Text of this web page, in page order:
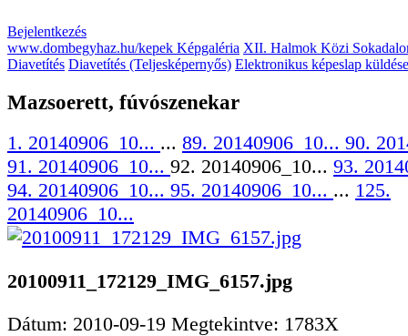
Bejelentkezés
www.dombegyhaz.hu/kepek Képgaléria XII. Halmok Közi
Diavetítés Diavetítés (Teljesképernyős) Elektronikus képeslap
Mazsoerett, fúvószenekar
1. 20140906_10... ... 89. 20140906_10... 90.
91. 20140906_10... 92. 20140906_10... 93.
94. 20140906_10... 95. 20140906_10... ... 125.
20140906_10...
20100911_172129_IMG_6157.jpg
Dátum: 2010-09-19 Megtekintve: 1783X